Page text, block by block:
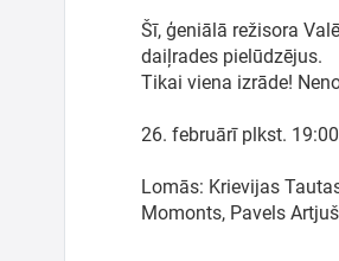
Šī, ģeniālā režisora
daiļrades pielūdzējus.
Tikai viena izrāde!
26. februārī plkst.
Lomās: Krievijas
Momonts, Pavels